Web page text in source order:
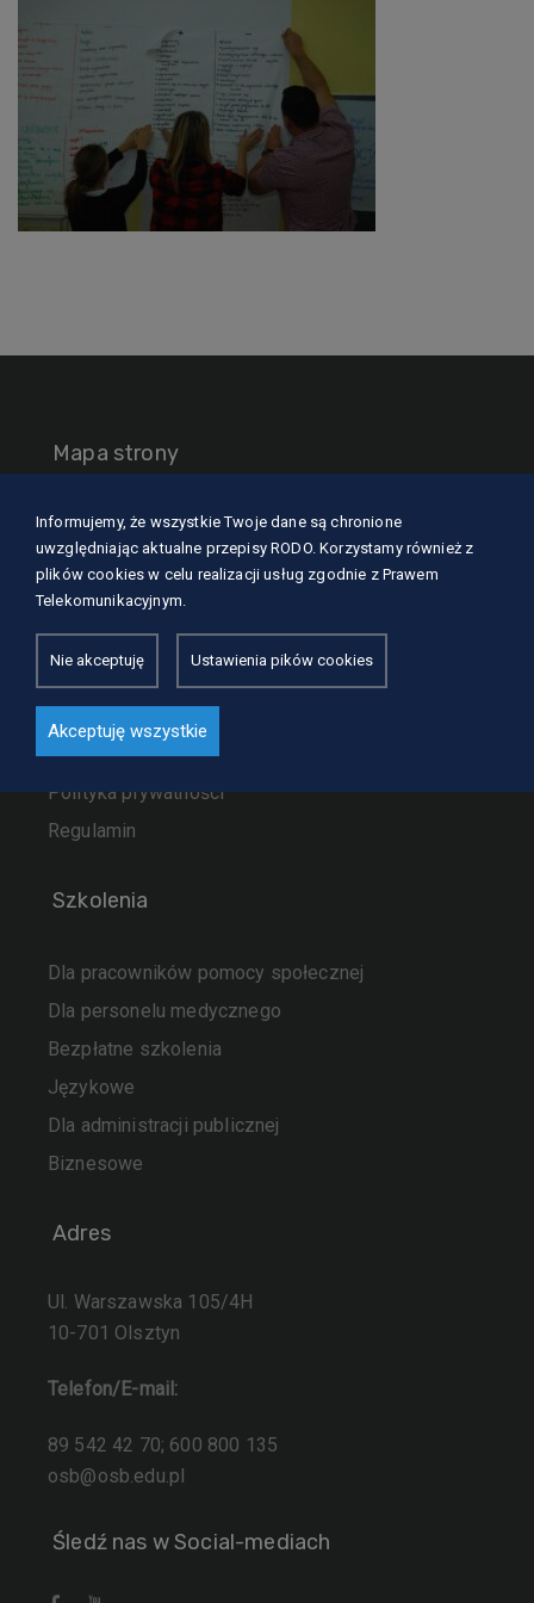
Mapa strony
O nas
Nasze usługi
Szkolenia
Dla kursantów
Kontakt
Polityka prywatności
Regulamin
Szkolenia
Dla pracowników pomocy społecznej
Dla personelu medycznego
Bezpłatne szkolenia
Językowe
Dla administracji publicznej
Biznesowe
Adres
Ul. Warszawska 105/4H
10-701 Olsztyn
Telefon/E-mail:
89 542 42 70; 600 800 135
osb@osb.edu.pl
Śledź nas w Social-mediach
Informujemy, że wszystkie Twoje dane są chronione
uwzględniając aktualne przepisy RODO. Korzystamy również z
plików cookies w celu realizacji usług zgodnie z Prawem
Telekomunikacyjnym.
Nie akceptuję Ustawienia pików cookies
Akceptuję wszystkie